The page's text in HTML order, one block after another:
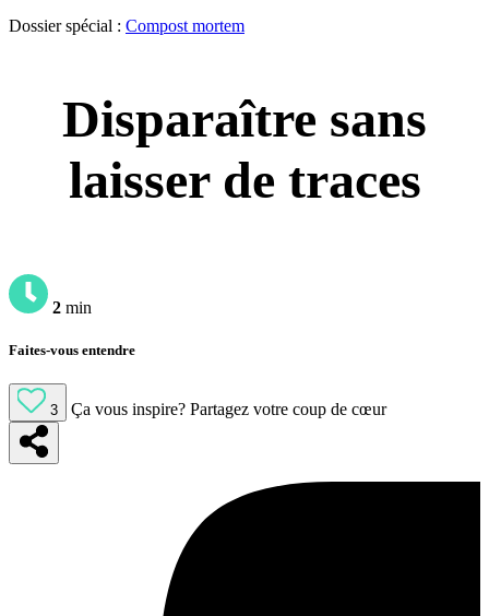
Dossier spécial : Compost mortem
Disparaître sans
laisser de traces
2 min
Faites-vous entendre
3 Ça vous inspire? Partagez votre coup de cœur